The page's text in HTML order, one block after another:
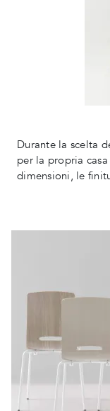
Durante la scelta
per la propria
dimensioni, le